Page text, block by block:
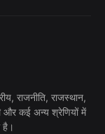
राजनीति, राजस्थान,
और कई अन्य श्रेणियों में
है।